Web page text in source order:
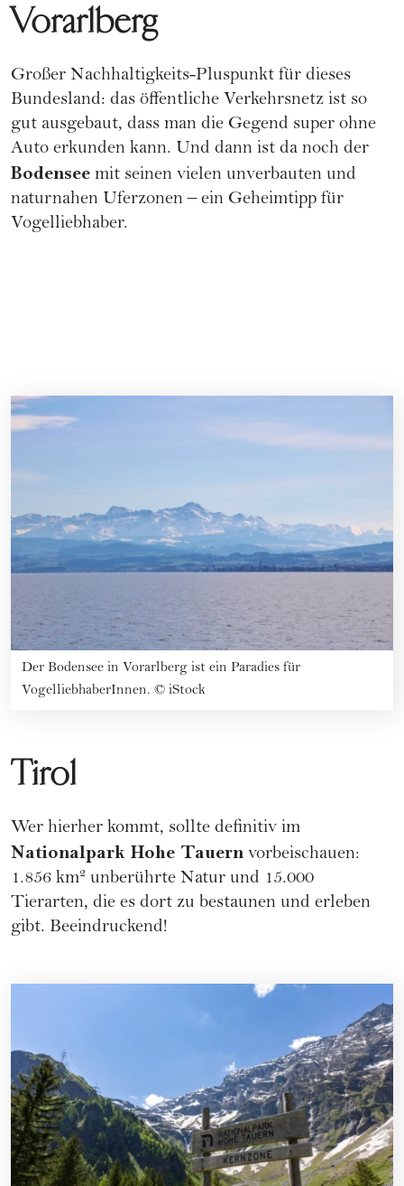
Vorarlberg
Großer Nachhaltigkeits-Pluspunkt für dieses
Bundesland: das öffentliche Verkehrsnetz ist so
gut ausgebaut, dass man die Gegend super ohne
Auto erkunden kann. Und dann ist da noch der
Bodensee mit seinen vielen unverbauten und
naturnahen Uferzonen – ein Geheimtipp für
Vogelliebhaber.
Der Bodensee in Vorarlberg ist ein Paradies für
VogelliebhaberInnen. © iStock
Tirol
Wer hierher kommt, sollte definitiv im
Nationalpark Hohe Tauern vorbeischauen:
1.856 km² unberührte Natur und 15.000
Tierarten, die es dort zu bestaunen und erleben
gibt. Beeindruckend!